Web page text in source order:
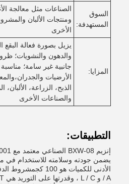
السوق
المستهدفة:
الصناعات مثل معالجة
ومنتجات الألبان
الأخرى
المزايا:
يزيل بصورة فعالة البقع
والدهون والنشويات؛
جانبية غير سامة؛
الأرضيات
الذبح، الزراعة، الألبان،
والصناعات الأخرى
التطبيقات:
يضمن جودته وسلامته للاستخدام في